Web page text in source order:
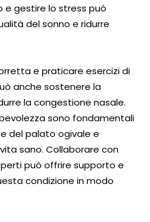
e gestire lo stress può
del sonno e ridurre
e praticare esercizi di
anche sostenere la
la congestione nasale.
sono fondamentali
del palato ogivale e
sano. Collaborare con
può offrire supporto e
condizione in modo